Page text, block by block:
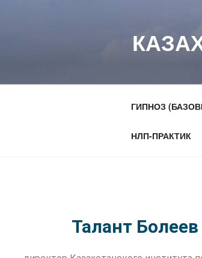
ГИПНОЗ
НЛП-ПРАКТИК
Талант Болеев